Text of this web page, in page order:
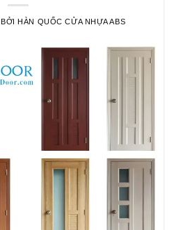
BỞIHÀN QUỐC CỬA NHỰA ABS